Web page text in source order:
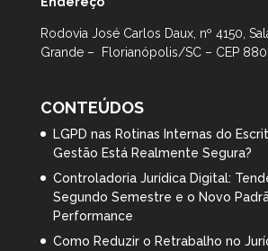
Rodovia José Carlos Daux, nº 4150,
Grande – Florianópolis/SC – CEP
CONTEÚDOS
LGPD nas Rotinas Internas do
Gestão Está Realmente Segura?
Controladoria Jurídica Digital:
Segundo Semestre e o Novo
Performance
Como Reduzir o Retrabalho no